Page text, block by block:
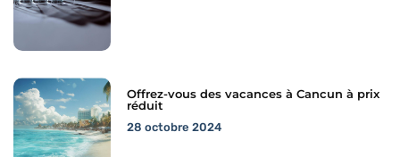
Offrez-vous des vacances à Cancun à prix
réduit
28 octobre 2024